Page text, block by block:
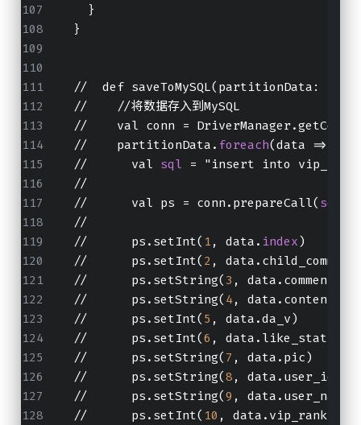
    }
  }
//  def saveToMySQL(partitionData:
  //    //将数据存入到MySQL
//    val conn =
  //    partitionData.
foreach(data => {
  //      val
sql = "insert into
  //
  //      val ps = conn.prepareCall(
sql
  //
  //      ps.setInt(
1, data. index)
  //      ps.setInt(
2 ,
  //      ps.setString(
3 ,
  //      ps.setString(
4, data.content)
  //      ps.setInt(
5 , data.da_v)
  //      ps.setInt(
6 , data.like_status)
  //      ps.setString(
7 , data.pic)
  //      ps.setString(
8 , data.user_id)
  //      ps.setString(
9 , data.user_name)
  //      ps.setInt(
10 , data.vip_rank)